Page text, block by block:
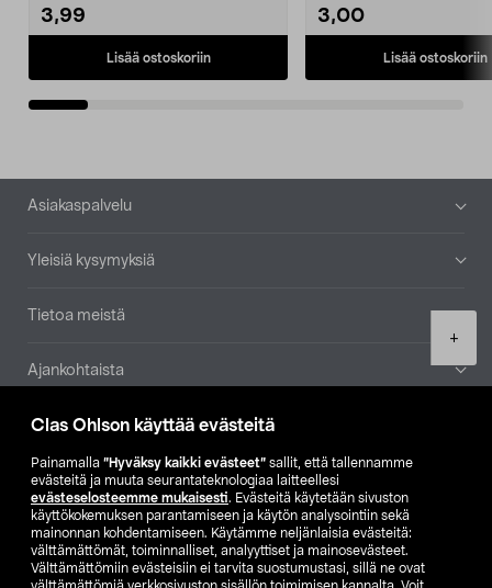
Clas Ohlson käyttää evästeitä
Painamalla ”Hyväksy kaikki evästeet” sallit, että tallennamme
evästeitä ja muuta seurantateknologiaa laitteellesi
evästeselosteemme mukaisesti. Evästeitä käytetään sivuston
käyttökokemuksen parantamiseen ja käytön analysointiin sekä
mainonnan kohdentamiseen. Käytämme neljänlaisia evästeitä:
välttämättömät, toiminnalliset, analyyttiset ja mainosevästeet.
Välttämättömiin evästeisiin ei tarvita suostumustasi, sillä ne ovat
+
3,99
Lisää ostoskoriin
3,00
Lisää ostoskoriin
Alatunniste
Asiakaspalvelu
Yleisiä kysymyksiä
Tietoa meistä
Ajankohtaista
Muut yrityksemme
Etsi myymälä
SE NO FI
FI SV